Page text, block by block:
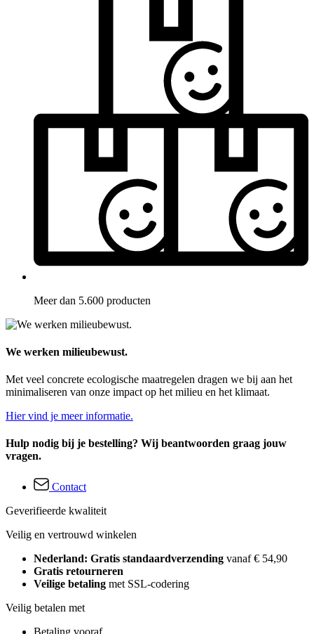
Meer dan 5.600 producten
We werken milieubewust.
Met veel concrete ecologische maatregelen dragen we bij aan het
minimaliseren van onze impact op het milieu en het klimaat.
Hier vind je meer informatie.
Hulp nodig bij je bestelling? Wij beantwoorden graag jouw
vragen.
Contact
Geverifieerde kwaliteit
Veilig en vertrouwd winkelen
Nederland: Gratis standaardverzending vanaf € 54,90
Gratis retourneren
Veilige betaling met SSL-codering
Veilig betalen met
Betaling vooraf